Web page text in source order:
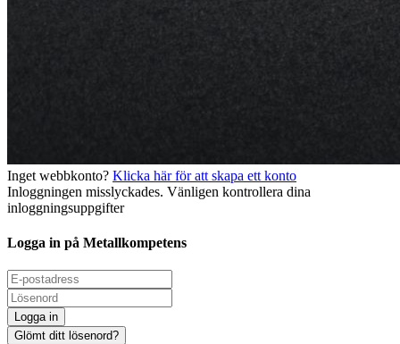
Inget webbkonto? Klicka här för att skapa ett konto
Inloggningen misslyckades. Vänligen kontrollera dina
inloggningsuppgifter
Logga in på Metallkompetens
Logga in
Glömt ditt lösenord?